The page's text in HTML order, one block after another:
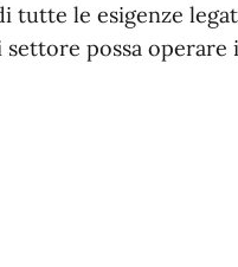
le esigenze
possa operare